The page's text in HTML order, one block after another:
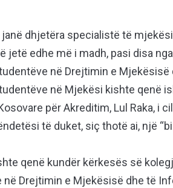
dhjetëra specialistë të
jetë edhe më i madh, pasi disa
në Drejtimin e
në Mjekësi kishte qenë
për Akreditim, Lul Raka, i
të duket, siç thotë ai, një
qenë kundër kërkesës së
në Drejtimin e Mjekësisë dhe të